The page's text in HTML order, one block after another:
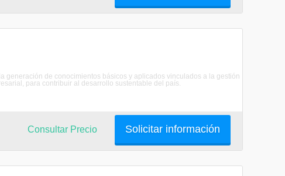
generación de conocimientos básicos y aplicados vinculados a la gestión
para contribuir al desarrollo sustentable del país.
Solicitar información
Consultar Precio